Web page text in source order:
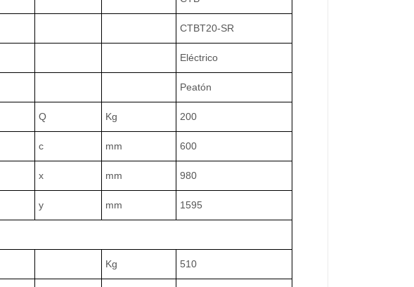
CTBT20-SR
Eléctrico
Peatón
Q Kg 200
c mm 600
x mm 980
y mm 1595
Kg 510